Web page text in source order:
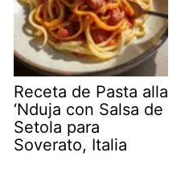
Receta de Pasta alla
‘Nduja con Salsa de
Setola para
Soverato, Italia